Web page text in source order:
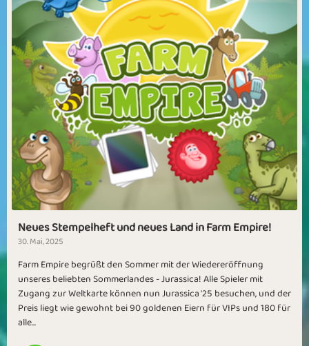
Neues Stempelheft und neues Land in Farm Empire!
30. Mai, 2025
Farm Empire begrüßt den Sommer mit der Wiedereröffnung
unseres beliebten Sommerlandes - Jurassica! Alle Spieler mit
Zugang zur Weltkarte können nun Jurassica '25 besuchen, und der
Preis liegt wie gewohnt bei 90 goldenen Eiern für VIPs und 180 für
alle...